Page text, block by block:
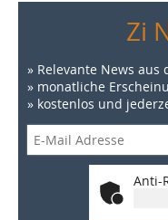
Zi
» Relevante News
» monatliche
» kostenlos und
Anti-